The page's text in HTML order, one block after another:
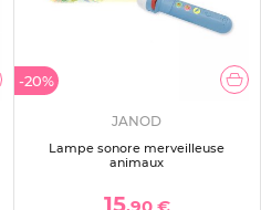
-20%
JANOD
Lampe sonore merveilleuse
animaux
15